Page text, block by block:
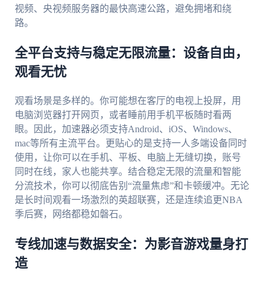
视频、央视频服务器的最快高速公路，避免拥堵和绕
路。
全平台支持与稳定无限流量：设备自由，
观看无忧
观看场景是多样的。你可能想在客厅的电视上投屏，用
电脑浏览器打开网页，或者睡前用手机平板随时看两
眼。因此，加速器必须支持Android、iOS、Windows、
mac等所有主流平台。更贴心的是支持一人多端设备同时
使用，让你可以在手机、平板、电脑上无缝切换，账号
同时在线，家人也能共享。结合稳定无限的流量和智能
分流技术，你可以彻底告别“流量焦虑”和卡顿缓冲。无论
是长时间观看一场激烈的英超联赛，还是连续追更NBA
季后赛，网络都稳如磐石。
专线加速与数据安全：为影音游戏量身打
造